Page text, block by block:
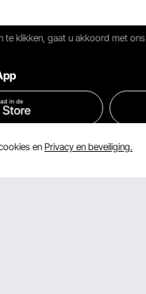
te klikken, gaat u akkoord met ons
en Privacy en beveiliging.